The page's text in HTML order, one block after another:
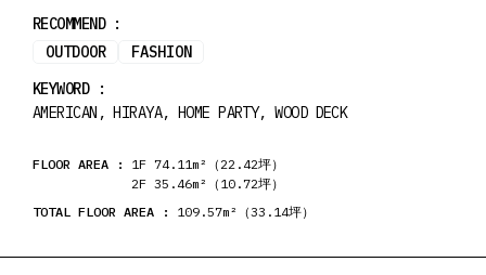
RECOMMEND :
OUTDOOR
FASHION
KEYWORD :
AMERICAN, HIRAYA, HOME PARTY, WOOD DECK
FLOOR AREA : 1F 74.11m²（22.42坪）
2F 35.46m²（10.72坪）
TOTAL FLOOR AREA : 109.57m²（33.14坪）